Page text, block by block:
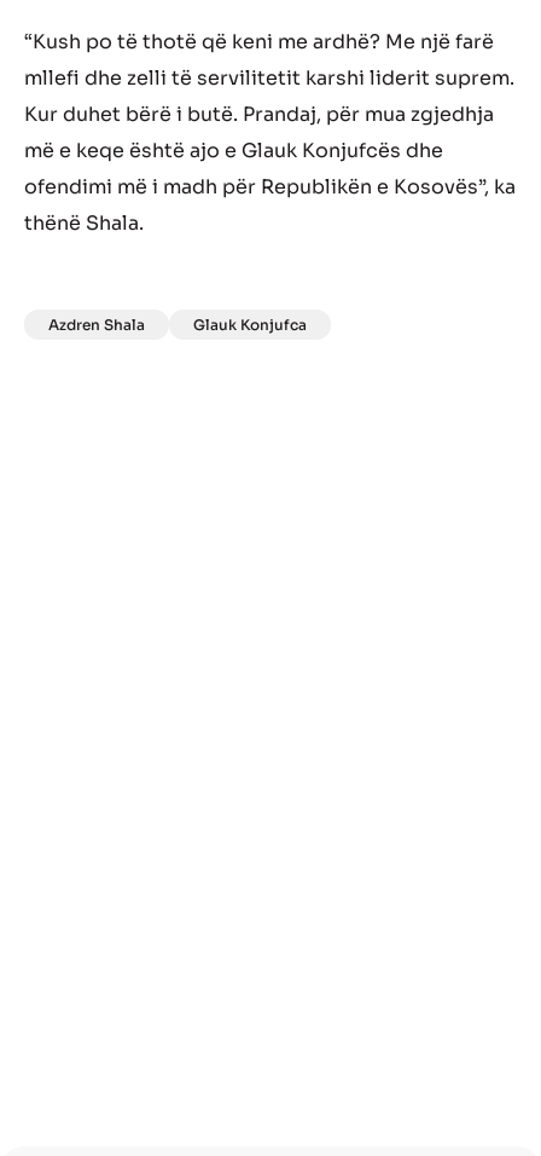
“Kush po të thotë që keni me ardhë? Me një farë
mllefi dhe zelli të servilitetit karshi liderit suprem.
Kur duhet bërë i butë. Prandaj, për mua zgjedhja
më e keqe është ajo e Glauk Konjufcës dhe
ofendimi më i madh për Republikën e Kosovës”, ka
thënë Shala.
Azdren Shala Glauk Konjufca